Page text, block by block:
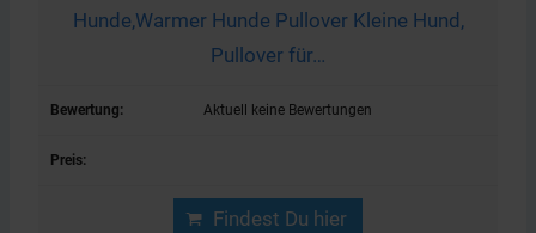
Hunde,Warmer Hunde Pullover Kleine Hund,
Pullover für…
Aktuell keine Bewertungen
Findest Du hier